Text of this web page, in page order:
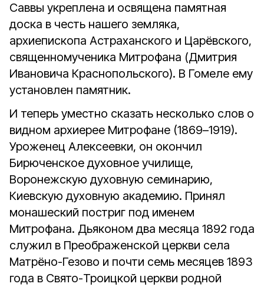
Саввы укреплена и освящена памятная
доска в честь нашего земляка,
архиепископа Астраханского и Царёвского,
священномученика Митрофана (Дмитрия
Ивановича Краснопольского). В Гомеле ему
установлен памятник.
И теперь уместно сказать несколько слов о
видном архиерее Митрофане (1869–1919).
Уроженец Алексеевки, он окончил
Бирюченское духовное училище,
Воронежскую духовную семинарию,
Киевскую духовную академию. Принял
монашеский постриг под именем
Митрофана. Дьяконом два месяца 1892 года
служил в Преображенской церкви села
Матрёно-Гезово и почти семь месяцев 1893
года в Свято-Троицкой церкви родной